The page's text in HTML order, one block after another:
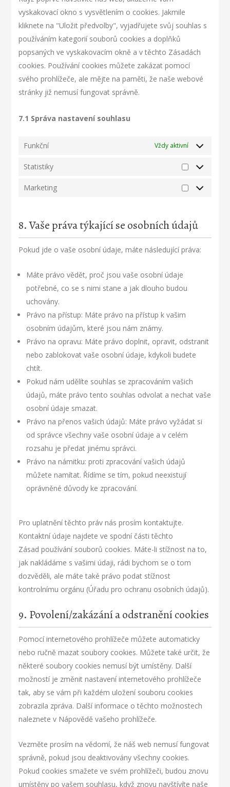
vyskakovací okno s vysvětlením o cookies. Jakmile
kliknete na "Uložit předvolby", vyjadřujete svůj souhlas s
používáním kategorií souborů cookies a doplňků
popsaných ve vyskakovacím okně a v těchto Zásadách
cookies. Používání cookies můžete zakázat pomocí
svého prohlížeče, ale mějte na paměti, že naše webové
stránky již nemusí fungovat správně.
7.1 Správa nastavení souhlasu
Funkční Vždy aktivní
Statistiky
Marketing
8. Vaše práva týkající se osobních údajů
Pokud jde o vaše osobní údaje, máte následující práva:
Máte právo vědět, proč jsou vaše osobní údaje
potřebné, co se s nimi stane a jak dlouho budou
uchovány.
Právo na přístup: Máte právo na přístup k vašim
osobním údajům, které jsou nám známy.
Právo na opravu: Máte právo doplnit, opravit, odstranit
nebo zablokovat vaše osobní údaje, kdykoli budete
chtít.
Pokud nám udělíte souhlas se zpracováním vašich
údajů, máte právo tento souhlas odvolat a nechat vaše
osobní údaje smazat.
Právo na přenos vašich údajů: Máte právo vyžádat si
od správce všechny vaše osobní údaje a v celém
rozsahu je předat jinému správci.
Právo na námitku: proti zpracování vašich údajů
můžete namítat. Řídíme se tím, pokud neexistují
oprávněné důvody ke zpracování.
Pro uplatnění těchto práv nás prosím kontaktujte.
Kontaktní údaje najdete ve spodní části těchto
Zásad používání souborů cookies. Máte-li stížnost na to,
jak nakládáme s vašimi údaji, rádi bychom se o tom
dozvěděli, ale máte také právo podat stížnost
kontrolnímu orgánu (Úřadu pro ochranu osobních údajů).
9. Povolení/zakázání a odstranění cookies
Pomocí internetového prohlížeče můžete automaticky
nebo ručně mazat soubory cookies. Můžete také určit, že
některé soubory cookies nemusí být umístěny. Další
možností je změnit nastavení internetového prohlížeče
tak, aby se vám při každém uložení souboru cookies
zobrazila zpráva. Další informace o těchto možnostech
naleznete v Nápovědě vašeho prohlížeče.
Vezměte prosím na vědomí, že náš web nemusí fungovat
správně, pokud jsou deaktivovány všechny cookies.
Pokud cookies smažete ve svém prohlížeči, budou znovu
umístěny po vašem souhlasu, když znovu navštívíte naše